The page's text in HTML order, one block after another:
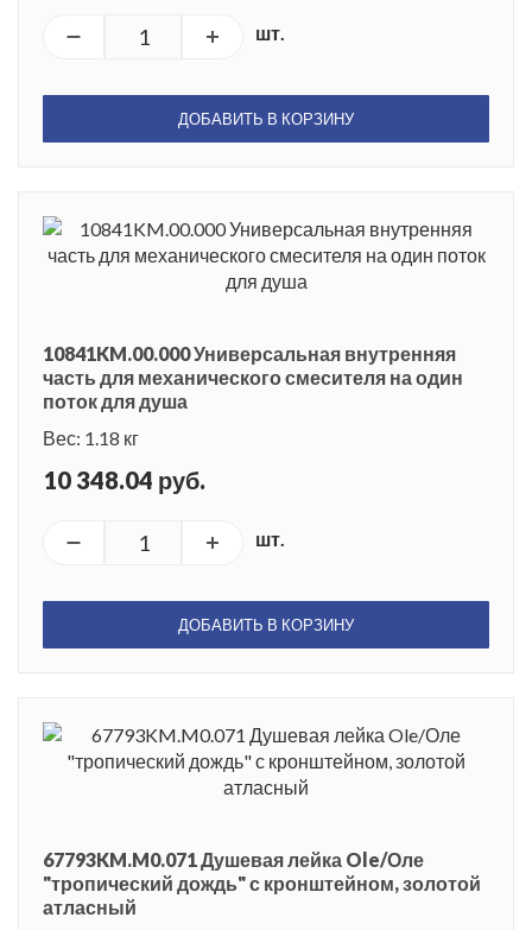
шт.
ДОБАВИТЬ В КОРЗИНУ
10841KM.00.000 Универсальная внутренняя
часть для механического смесителя на один
поток для душа
Вес: 1.18 кг
10 348.04 руб.
шт.
ДОБАВИТЬ В КОРЗИНУ
67793KM.M0.071 Душевая лейка Ole/Оле
"тропический дождь" с кронштейном, золотой
атласный